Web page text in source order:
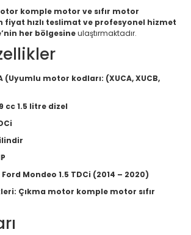
komple motor ve sıfır motor
fiyat hızlı teslimat ve profesyonel hizmet
her bölgesineulaştırmaktadır.
(Uyumlu motor kodları: (XUCA, XUCB,
cc 1.5 litre dizel
Ford Mondeo 1.5 TDCi (2014 – 2020)
Çıkma motor komple motor sıfır